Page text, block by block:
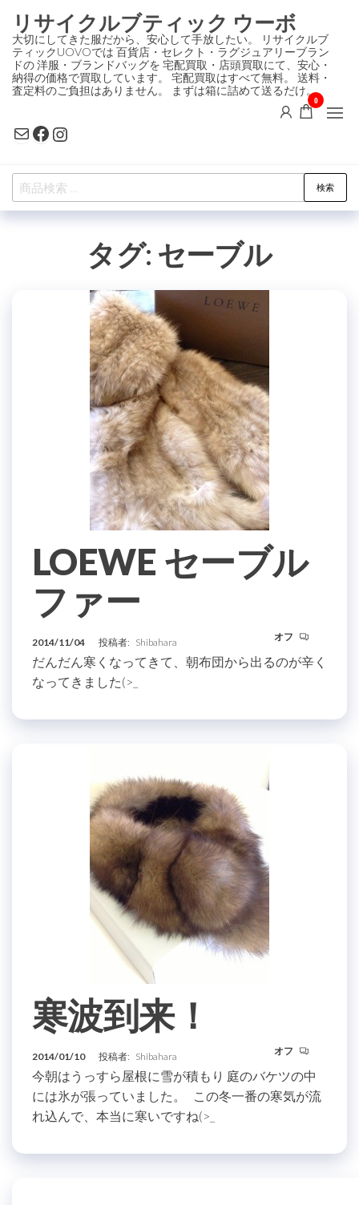
ン
テ
ン
ツ
プ
リサイクルブティック ウーボ
大切にしてきた服だから、安心して手放したい。 リサイクルブ
ティックUOVOでは 百貨店・セレクト・ラグジュアリーブラン
ドの 洋服・ブランドバッグを 宅配買取・店頭買取にて、安心・
納得の価格で買取しています。 宅配買取はすべて無料。 送料・
査定料のご負担はありません。 まずは箱に詰めて送るだけ。
MailFacebook
Instagram
0
検
索
検索
タグ: セーブル
LOEWE セーブル
ファー
2014/11/04 投稿者: Shibahara オフ
だんだん寒くなってきて、朝布団から出るのが辛く
なってきました(>_
寒波到来！
2014/01/10 投稿者: Shibahara オフ
今朝はうっすら屋根に雪が積もり 庭のバケツの中
には氷が張っていました。 この冬一番の寒気が流
れ込んで、本当に寒いですね(>_